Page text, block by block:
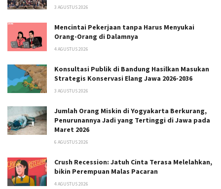
3 AGUSTUS 2026
Mencintai Pekerjaan tanpa Harus Menyukai
Orang-Orang di Dalamnya
4 AGUSTUS 2026
Konsultasi Publik di Bandung Hasilkan Masukan
Strategis Konservasi Elang Jawa 2026-2036
3 AGUSTUS 2026
Jumlah Orang Miskin di Yogyakarta Berkurang,
Penurunannya Jadi yang Tertinggi di Jawa pada
Maret 2026
6 AGUSTUS 2026
Crush Recession: Jatuh Cinta Terasa Melelahkan,
bikin Perempuan Malas Pacaran
4 AGUSTUS 2026